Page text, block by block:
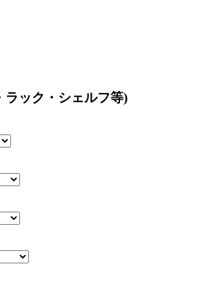
ラック・シェルフ等)